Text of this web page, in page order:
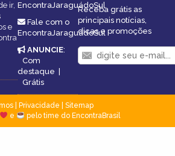
ir,
e
EncontraJaraguádoSul
Fale com o
EncontraJaraguádoSul
ANUNCIE:
Com
destaque |
Grátis
Receba grátis as
principais notícias,
dicas e promoções
| Privacidade
Sitemap
e pelo time do EncontraBrasil